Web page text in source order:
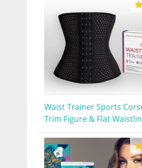
Waist Trainer Sports
Trim Figure & Flat